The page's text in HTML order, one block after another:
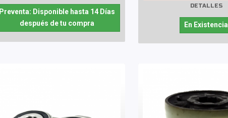
Preventa: Disponible hasta 14 Días
después de tu compra
DETALLES
En Existencia